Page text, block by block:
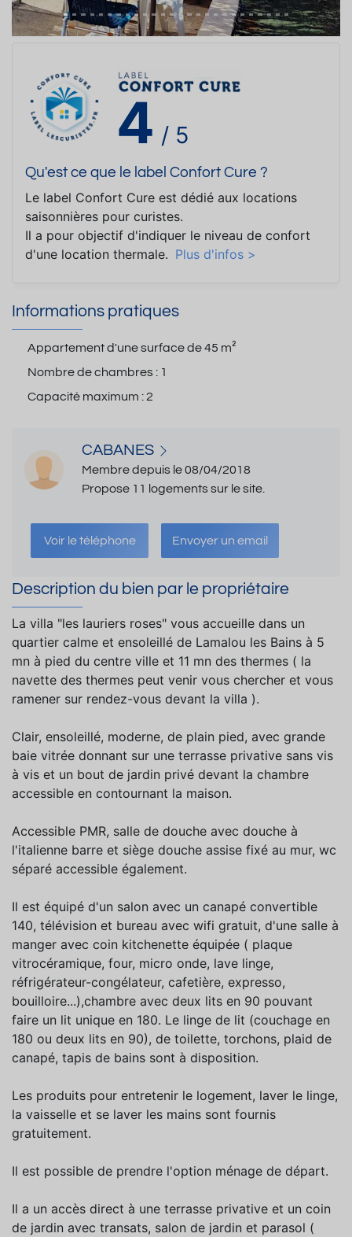
4 / 5
Qu'est ce que le label Confort Cure ?
Le label Confort Cure est dédié aux locations
saisonnières pour curistes.
Il a pour objectif d'indiquer le niveau de confort
d'une location thermale. Plus d'infos >
Informations pratiques
Appartement d'une surface de45 m²
Nombre de chambres : 1
Capacité maximum :2
CABANES
Membre depuis le 08/04/2018
Propose 11 logements sur le site.
Voir le téléphone Envoyer un email
Description du bien par le propriétaire
La villa "les lauriers roses" vous accueille dans un
quartier calme et ensoleillé de Lamalou les Bains à 5
mn à pied du centre ville et 11 mn des thermes ( la
navette des thermes peut venir vous chercher et vous
ramener sur rendez-vous devant la villa ).
Clair, ensoleillé, moderne, de plain pied, avec grande
baie vitrée donnant sur une terrasse privative sans vis
à vis et un bout de jardin privé devant la chambre
accessible en contournant la maison.
Accessible PMR, salle de douche avec douche à
l'italienne barre et siège douche assise fixé au mur, wc
séparé accessible également.
Il est équipé d'un salon avec un canapé convertible
140, télévision et bureau avec wifi gratuit, d'une salle à
manger avec coin kitchenette équipée ( plaque
vitrocéramique, four, micro onde, lave linge,
réfrigérateur-congélateur, cafetière, expresso,
bouilloire...),chambre avec deux lits en 90 pouvant
faire un lit unique en 180. Le linge de lit (couchage en
180 ou deux lits en 90), de toilette, torchons, plaid de
canapé, tapis de bains sont à disposition.
Les produits pour entretenir le logement, laver le linge,
la vaisselle et se laver les mains sont fournis
gratuitement.
Il est possible de prendre l'option ménage de départ.
Il a un accès direct à une terrasse privative et un coin
de jardin avec transats, salon de jardin et parasol (